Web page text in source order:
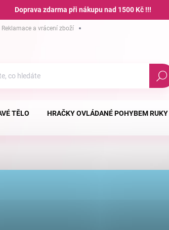
Doprava zdarma při nákupu nad 1500 Kč !!!
Reklamace a vrácení zboží
Hledat
TĚLO HRAČKY OVLÁDANÉ POHYBEM RUKY